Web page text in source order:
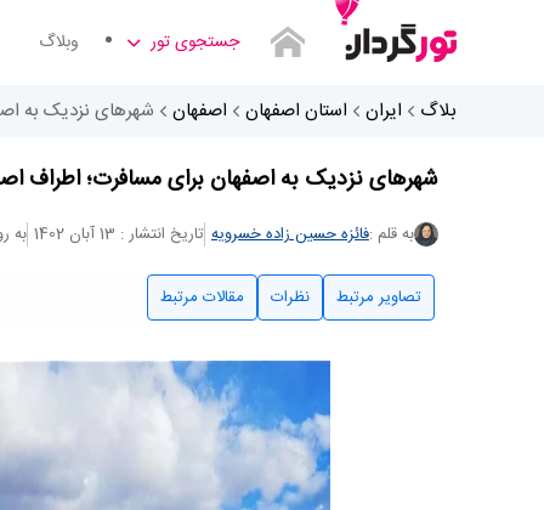
جستجوی تور وبلاگ
بلاگ ایران استان اصفهان اصفهان شهرهای نزدیک به
شهرهای نزدیک به اصفهان برای مسافرت؛ اطراف
به قلم :فائزه حسین زاده خسرویه تاریخ انتشار : 13 آبان 1402 به
تصاویر مرتبط نظرات مقالات مرتبط